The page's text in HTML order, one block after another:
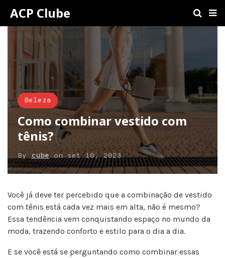
ACP Clube
Beleza
Como combinar vestido com
tênis?
Bycubeonset 10, 2023
Você já deve ter percebido que a combinação de vestido
com tênis está cada vez mais em alta, não é mesmo?
Essa tendência vem conquistando espaço no mundo da
moda, trazendo conforto e estilo para o dia a dia.
E se você está se perguntando como combinar essas